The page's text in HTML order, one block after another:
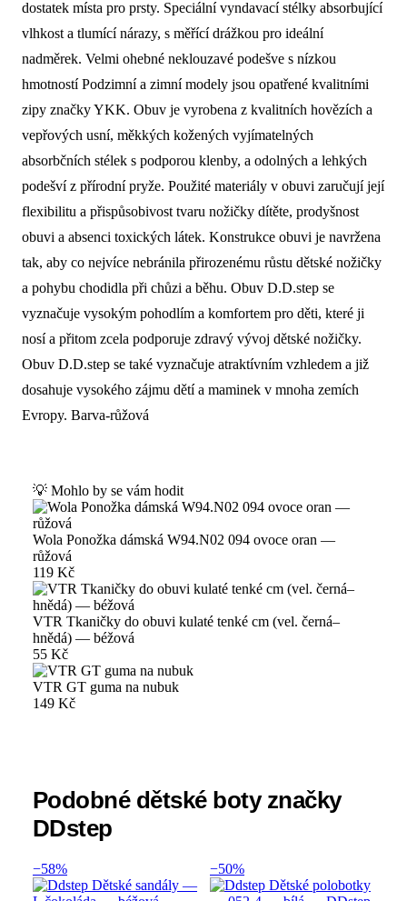
dostatek místa pro prsty. Speciální vyndavací stélky absorbující
vlhkost a tlumící nárazy, s měřící drážkou pro ideální
nadměrek. Velmi ohebné neklouzavé podešve s nízkou
hmotností Podzimní a zimní modely jsou opatřené kvalitními
zipy značky YKK. Obuv je vyrobena z kvalitních hovězích a
vepřových usní, měkkých kožených vyjímatelných
absorbčních stélek s podporou klenby, a odolných a lehkých
podešví z přírodní pryže. Použité materiály v obuvi zaručují její
flexibilitu a přispůsobivost tvaru nožičky dítěte, prodyšnost
obuvi a absenci toxických látek. Konstrukce obuvi je navržena
tak, aby co nejvíce nebránila přirozenému růstu dětské nožičky
a pohybu chodidla při chůzi a běhu. Obuv D.D.step se
vyznačuje vysokým pohodlím a komfortem pro děti, které ji
nosí a přitom zcela podporuje zdravý vývoj dětské nožičky.
Obuv D.D.step se také vyznačuje atraktívním vzhledem a již
dosahuje vysokého zájmu dětí a maminek v mnoha zemích
Evropy. Barva-růžová
💡 Mohlo by se vám hodit
Wola Ponožka dámská W94.N02 094 ovoce oran —
růžová
119 Kč
VTR Tkaničky do obuvi kulaté tenké cm (vel. černá–
hnědá) — béžová
55 Kč
VTR GT guma na nubuk
149 Kč
Podobné dětské boty značky
DDstep
−58% −50%